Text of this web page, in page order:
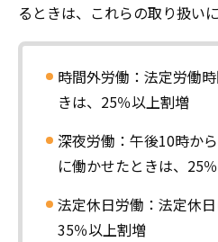
るときは、これらの取り扱い
時間外労働：法定労働
きは、25％以上割増
深夜労働：午後10時か
に働かせたときは、25
法定休日労働：法定休日
35％以上割増